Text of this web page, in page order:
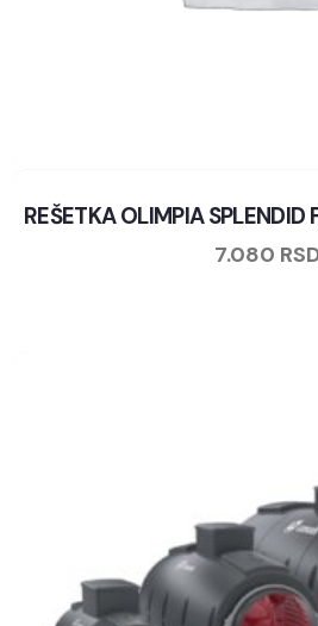
REŠETKA OLIMPIA
7.080